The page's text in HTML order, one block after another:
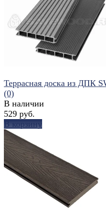
избранное сравнить
избранное сравнить
Террасная доска из ДПК
(0)
В наличии
529 руб.
В корзину